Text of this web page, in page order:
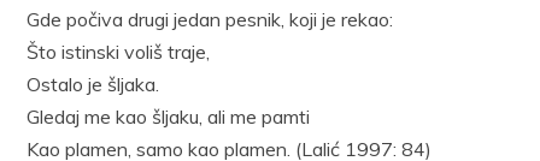
Gde počiva drugi jedan pesnik, koji je rekao:
Što istinski voliš traje,
Ostalo je šljaka.
Gledaj me kao šljaku, ali me pamti
Kao plamen, samo kao plamen. (Lalić 1997: 84)